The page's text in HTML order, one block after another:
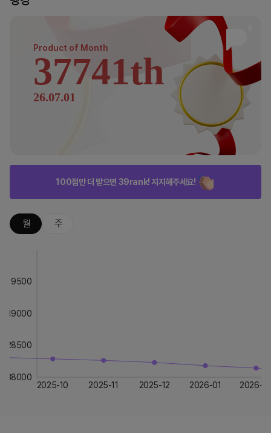
Product of Month
37741th
26.07.01
100점만 더 받으면 39rank! 지지해주세요!
월 주
2025-10 2025-11 2025-12 2026-01 2026-
9500
19000
28500
38000